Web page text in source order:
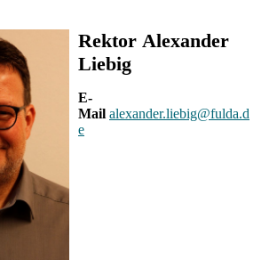
Rektor Alexander
Liebig
E-
Mail alexander.liebig@fulda.d
e